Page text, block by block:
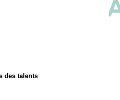
des talents